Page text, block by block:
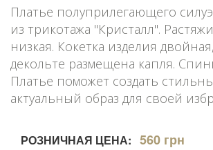
Платье полуприлегающего
из трикотажа "Кристалл".
низкая. Кокетка изделия
декольте размещена капля.
Платье поможет создать
актуальный образ для своей
РОЗНИЧНАЯ ЦЕНА: 560 грн